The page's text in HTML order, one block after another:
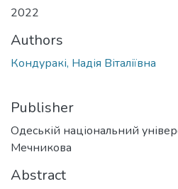
2022
Authors
Кондуракі, Надія Віталіївна
Publisher
Одеській національний
Мечникова
Abstract